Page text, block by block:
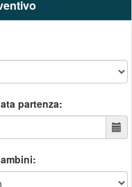
partenza: